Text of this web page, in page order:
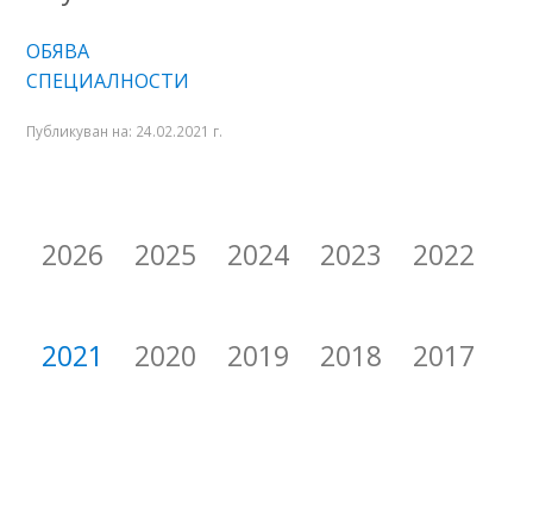
ОБЯВА
СПЕЦИАЛНОСТИ
Публикуван на: 24.02.2021 г.
2026 2025 2024 2023 2022
2021 2020 2019 2018 2017